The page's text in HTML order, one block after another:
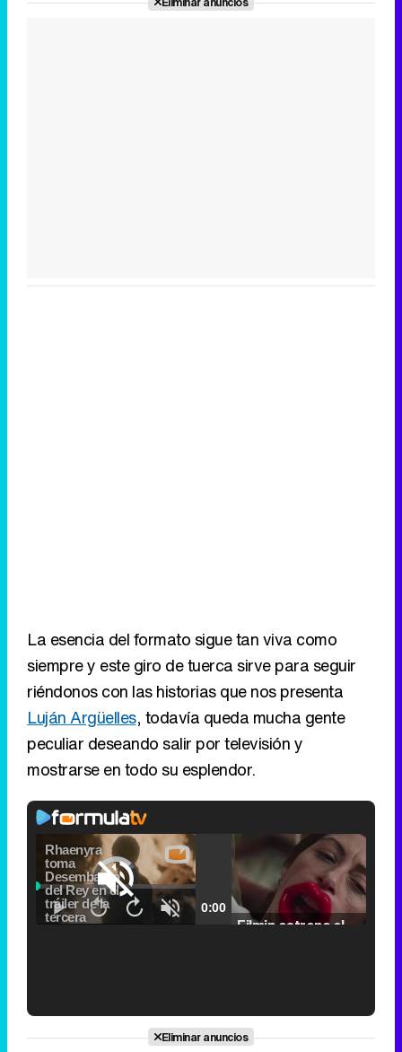
La esencia del formato sigue tan viva como
siempre y este giro de tuerca sirve para seguir
riéndonos con las historias que nos presenta
Luján Argüelles, todavía queda mucha gente
peculiar deseando salir por televisión y
mostrarse en todo su esplendor.
Video
Player
is
loading.
Pause
Seek
back
Seek
Unmute Current
0:00 / Duration
2:24
Loaded:
0.00%
Remaining
2:24
Picture-
Eliminar anuncios